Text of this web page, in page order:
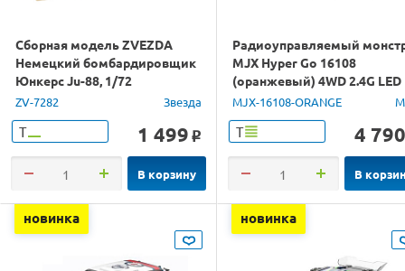
Сборная модель ZVEZDA
Немецкий бомбардировщик
Юнкерс Ju-88, 1/72
ZV-7282 Звезда
Т 1 499 o
В корзину
Радиоуправляемый
MJX Hyper Go 16108
(оранжевый) 4WD 2.4G LED
1/16 RTR
MJX-16108-ORANGE
Т 4 790
В
новинка новинка